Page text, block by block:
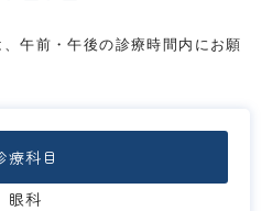
、午前・午後の診療時間内にお願
療科目
眼科